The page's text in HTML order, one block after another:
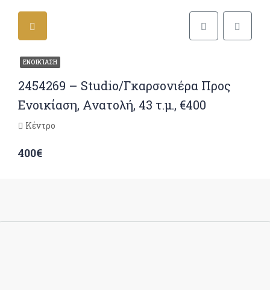
ΕΝΟΙΚΊΑΣΗ
2454269 – Studio/Γκαρσονιέρα Προς
Ενοικίαση, Ανατολή, 43 τ.μ., €400
Κέντρο
400€